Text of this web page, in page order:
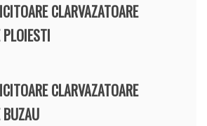
CLARVAZATOARE
CLARVAZATOARE